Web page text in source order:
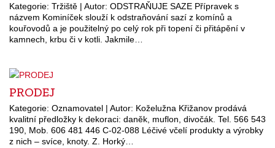
Kategorie: Tržiště | Autor: ODSTRAŇUJE SAZE Přípravek s
názvem Kominíček slouží k odstraňování sazí z komínů a
kouřovodů a je použitelný po celý rok při topení či přitápění v
kamnech, krbu či v kotli. Jakmile…
PRODEJ
Kategorie: Oznamovatel | Autor: Koželužna Křižanov prodává
kvalitní předložky k dekoraci: daněk, muflon, divočák. Tel. 566 543
190, Mob. 606 481 446 C-02-088 Léčivé včelí produkty a výrobky
z nich – svíce, knoty. Z. Horký…